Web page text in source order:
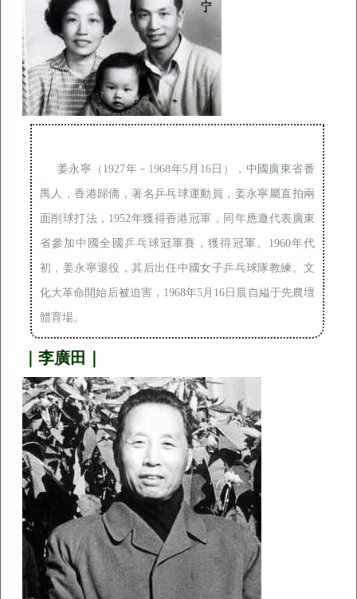
姜永寧（1927年－1968年5月16日），中國廣東省番
禺人，香港歸僑，著名乒乓球運動員，姜永寧屬直拍兩
面削球打法，1952年獲得香港冠軍，同年應邀代表廣東
省參加中國全國乒乓球冠軍賽，獲得冠軍。1960年代
初，姜永寧退役，其后出任中國女子乒乓球隊教練。文
化大革命開始后被迫害，1968年5月16日晨自縊于先農壇
體育場。
｜李廣田｜